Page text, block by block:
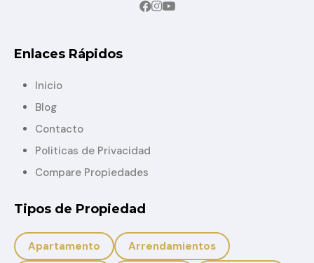
Enlaces Rápidos
Inicio
Blog
Contacto
Politicas de Privacidad
Compare Propiedades
Tipos de Propiedad
Apartamento
Arrendamientos